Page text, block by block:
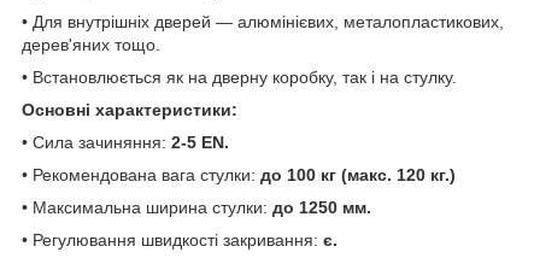
• Для внутрішніх дверей — алюмінієвих, металопластикових,
дерев'яних тощо.
• Встановлюється як на дверну коробку, так і на стулку.
Основні характеристики:
• Сила зачиняння: 2-5 EN.
• Рекомендована вага стулки: до 100 кг (макс. 120 кг.)
• Максимальна ширина стулки: до 1250 мм.
• Регулювання швидкості закривання: є.